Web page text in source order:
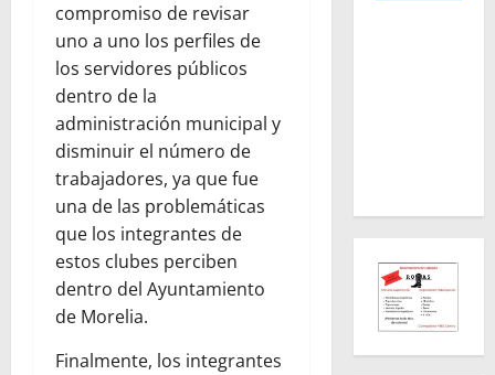
compromiso de revisar
uno a uno los perfiles de
los servidores públicos
dentro de la
administración municipal y
disminuir el número de
trabajadores, ya que fue
una de las problemáticas
que los integrantes de
estos clubes perciben
dentro del Ayuntamiento
de Morelia.
Finalmente, los integrantes